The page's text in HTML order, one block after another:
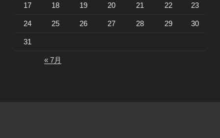
17 18 19 20 21 22 23
24 25 26 27 28 29 30
31
« 7月